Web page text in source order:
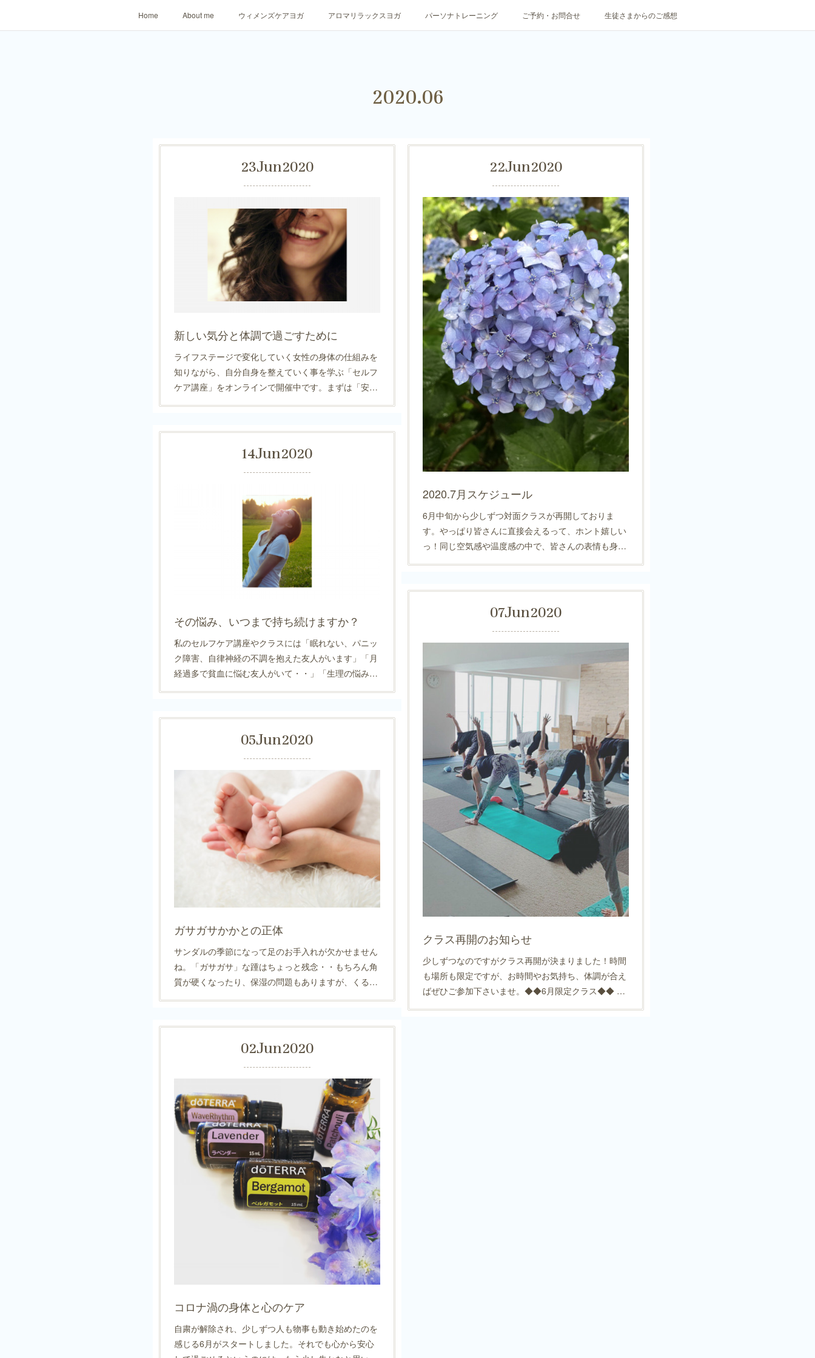
Home About me ウィメンズケアヨガ アロマリラックスヨガ パーソナトレーニング ご予約・お問合せ 生徒さまからのご感想
2020.06
23Jun2020
新しい気分と体調で過ごすために
ライフステージで変化していく女性の身体の仕組みを
知りながら、自分自身を整えていく事を学ぶ「セルフ
ケア講座」をオンラインで開催中です。まずは「安…
22Jun2020
2020.7月スケジュール
6月中旬から少しずつ対面クラスが再開しておりま
す。やっぱり皆さんに直接会えるって、ホント嬉しい
っ！同じ空気感や温度感の中で、皆さんの表情も身…
14Jun2020
その悩み、いつまで持ち続けますか？
私のセルフケア講座やクラスには「眠れない、パニッ
ク障害、自律神経の不調を抱えた友人がいます」「月
経過多で貧血に悩む友人がいて・・」「生理の悩み…
07Jun2020
クラス再開のお知らせ
少しずつなのですがクラス再開が決まりました！時間
も場所も限定ですが、お時間やお気持ち、体調が合え
ばぜひご参加下さいませ。◆◆6月限定クラス◆◆ …
05Jun2020
ガサガサかかとの正体
サンダルの季節になって足のお手入れが欠かせません
ね。「ガサガサ」な踵はちょっと残念・・もちろん角
質が硬くなったり、保湿の問題もありますが、くる…
02Jun2020
コロナ渦の身体と心のケア
自粛が解除され、少しずつ人も物事も動き始めたのを
感じる6月がスタートしました。それでも心から安心